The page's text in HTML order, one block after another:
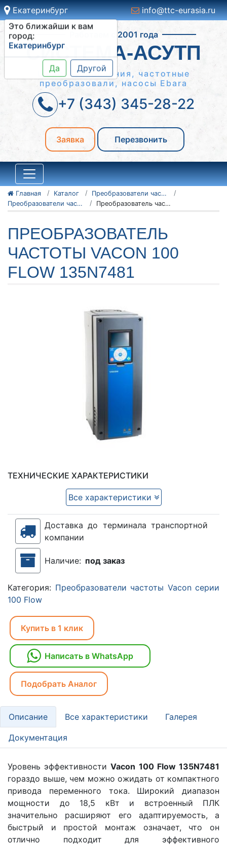
Екатеринбург
Это ближайши к вам
город:
Екатеринбург
Да Другой
info@ttc-eurasia.ru
Работаем с 2001 года
СИСТЕМА-АСУТП
Шкафы управления, частотные
преобразовали, насосы Ebara
+7 (343) 345-28-22
Заявка Перезвонить
Главная Каталог
Преобразователи частоты Vacon
Преобразователи частоты Vacon серии 100 Flow
Преобразователь частоты Vacon 100 Flow 135N7481
ПРЕОБРАЗОВАТЕЛЬ
ЧАСТОТЫ VACON 100
FLOW 135N7481
ТЕХНИЧЕСКИЕ ХАРАКТЕРИСТИКИ
Все характеристики
Доставка до терминала транспортной
компании
Наличие: под заказ
Категория: Преобразователи частоты Vacon серии
100 Flow
Купить в 1 клик
Написать в WhatsApp
Подобрать Аналог
Описание Все характеристики Галерея
Документация
Уровень эффективностиVacon 100 Flow 135N7481
гораздо выше, чем можно ожидать от компактного
привода переменного тока. Широкий диапазон
мощности до 18,5 кВт и встроенный ПЛК
значительно расширяют его адаптируемость, а
быстрый и простой монтаж означает, что он
отлично подходит для эффективного